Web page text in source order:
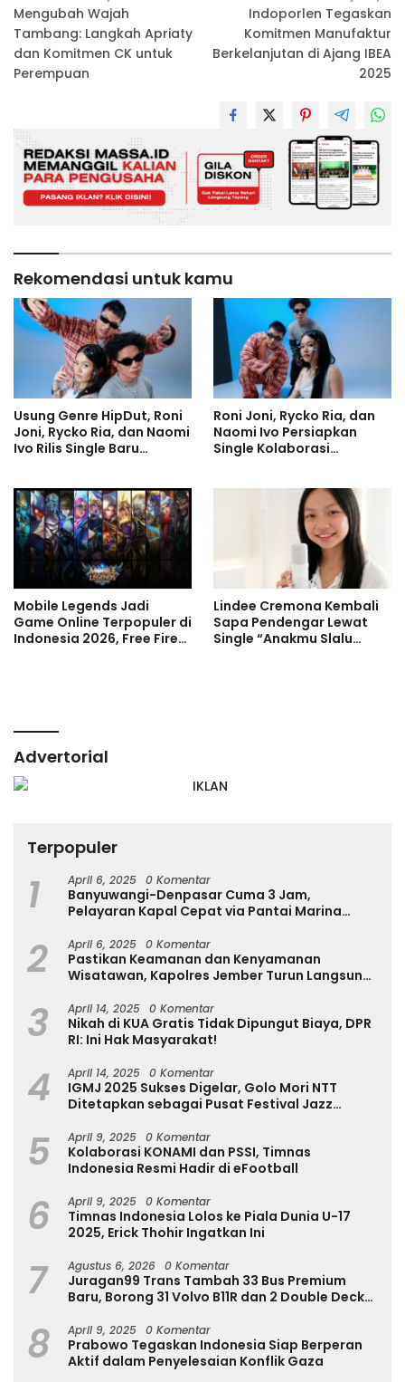
pos
Mengubah Wajah
Tambang: Langkah Apriaty
dan Komitmen CK untuk
Perempuan
Indoporlen Tegaskan
Komitmen Manufaktur
Berkelanjutan di Ajang IBEA
2025
Rekomendasi untuk kamu
Usung Genre HipDut, Roni
Joni, Rycko Ria, dan Naomi
Ivo Rilis Single Baru
Roni Joni, Rycko Ria, dan
Naomi Ivo Persiapkan
Single Kolaborasi
Mobile Legends Jadi
Game Online Terpopuler di
Indonesia 2026, Free Fire
Lindee Cremona Kembali
Sapa Pendengar Lewat
Single “Anakmu Slalu
Advertorial
Terpopuler
1 April 6, 2025 0 Komentar
Banyuwangi-Denpasar Cuma 3 Jam,
Pelayaran Kapal Cepat via Pantai Marina
2 April 6, 2025 0 Komentar
Pastikan Keamanan dan Kenyamanan
Wisatawan, Kapolres Jember Turun Langsung
3 April 14, 2025 0 Komentar
Nikah di KUA Gratis Tidak Dipungut Biaya, DPR
RI: Ini Hak Masyarakat!
4 April 14, 2025 0 Komentar
IGMJ 2025 Sukses Digelar, Golo Mori NTT
Ditetapkan sebagai Pusat Festival Jazz
5 April 9, 2025 0 Komentar
Kolaborasi KONAMI dan PSSI, Timnas
Indonesia Resmi Hadir di eFootball
6 April 9, 2025 0 Komentar
Timnas Indonesia Lolos ke Piala Dunia U-17
2025, Erick Thohir Ingatkan Ini
7 Agustus 6, 2026 0 Komentar
Juragan99 Trans Tambah 33 Bus Premium
Baru, Borong 31 Volvo B11R dan 2 Double Decker
8 April 9, 2025 0 Komentar
Prabowo Tegaskan Indonesia Siap Berperan
Aktif dalam Penyelesaian Konflik Gaza